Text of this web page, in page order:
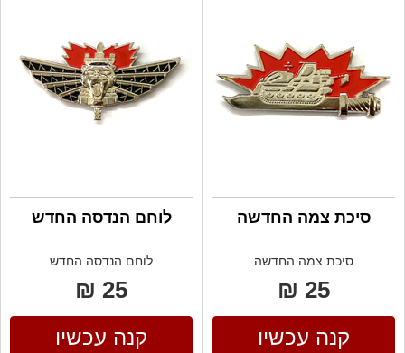
סיכת צמה החדשה
סיכת צמה החדשה
25 ₪
קנה עכשיו
לוחם הנדסה החדש
לוחם הנדסה החדש
25 ₪
קנה עכשיו